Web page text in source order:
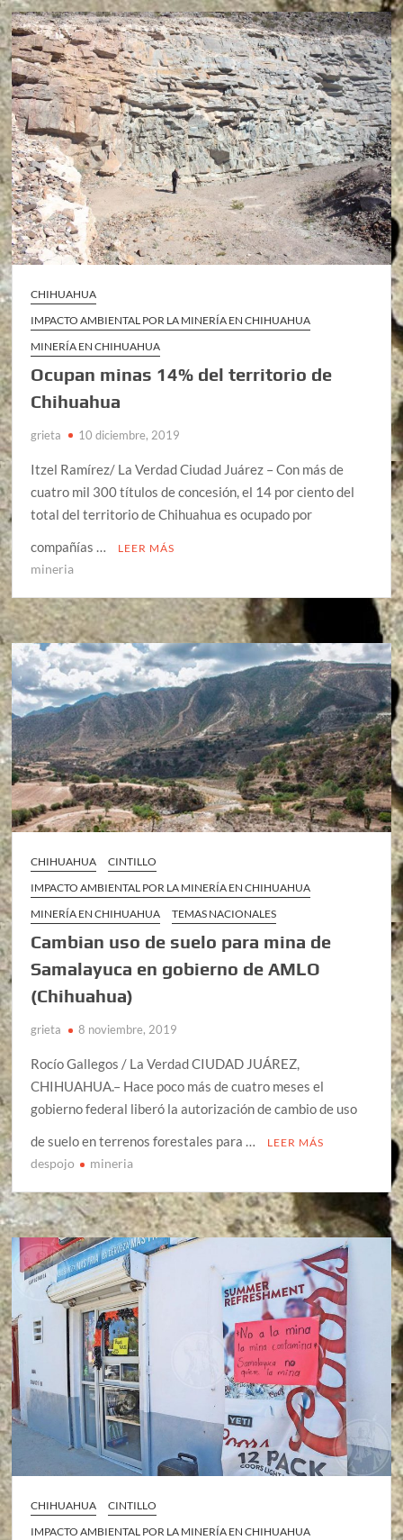
CHIHUAHUA
IMPACTO AMBIENTAL POR LA MINERÍA EN CHIHUAHUA
MINERÍA EN CHIHUAHUA
Ocupan minas 14% del territorio de
Chihuahua
grieta 10 diciembre, 2019
Itzel Ramírez/ La Verdad Ciudad Juárez – Con más de
cuatro mil 300 títulos de concesión, el 14 por ciento del
total del territorio de Chihuahua es ocupado por
compañías …
LEER MÁS
mineria
CHIHUAHUA
CINTILLO
IMPACTO AMBIENTAL POR LA MINERÍA EN CHIHUAHUA
MINERÍA EN CHIHUAHUA
TEMAS NACIONALES
Cambian uso de suelo para mina de
Samalayuca en gobierno de AMLO
(Chihuahua)
grieta 8 noviembre, 2019
Rocío Gallegos / La Verdad CIUDAD JUÁREZ,
CHIHUAHUA.– Hace poco más de cuatro meses el
gobierno federal liberó la autorización de cambio de uso
de suelo en terrenos forestales para …
LEER MÁS
despojo mineria
CHIHUAHUA
CINTILLO
IMPACTO AMBIENTAL POR LA MINERÍA EN CHIHUAHUA